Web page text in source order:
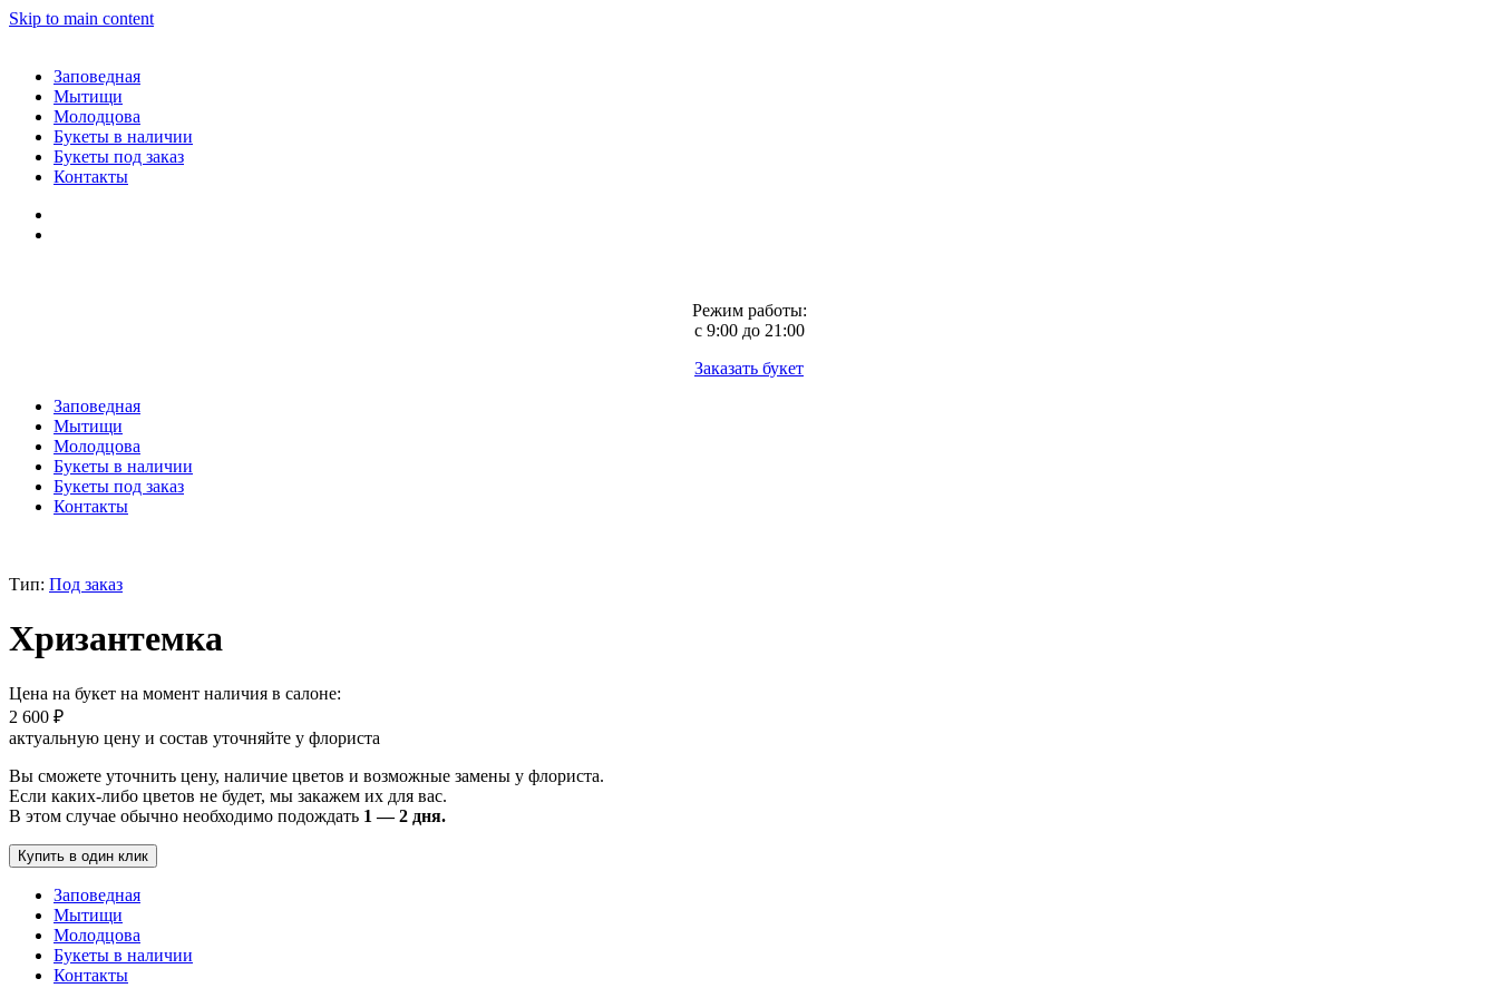
Skip to main content
Заповедная
Мытищи
Молодцова
Букеты в наличии
Букеты под заказ
Контакты
Режим работы:
с 9:00 до 21:00
Заказать букет
Заповедная
Мытищи
Молодцова
Букеты в наличии
Букеты под заказ
Контакты
Тип: Под заказ
Хризантемка
Цена на букет на момент наличия в салоне:
2 600 ₽
актуальную цену и состав уточняйте у флориста
Вы сможете уточнить цену, наличие цветов и возможные замены у флориста.
Если каких-либо цветов не будет, мы закажем их для вас.
В этом случае обычно необходимо подождать 1 — 2 дня.
Купить в один клик
Заповедная
Мытищи
Молодцова
Букеты в наличии
Контакты